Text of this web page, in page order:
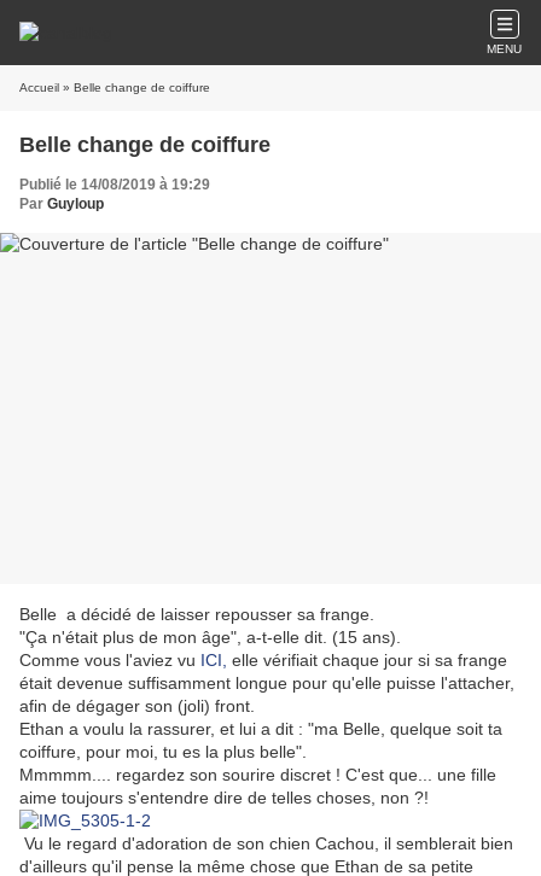
MENU
Accueil » Belle change de coiffure
Belle change de coiffure
Publié le 14/08/2019 à 19:29
Par Guyloup
Belle a décidé de laisser repousser sa frange.
"Ça n'était plus de mon âge", a-t-elle dit. (15 ans).
Comme vous l'aviez vu ICI, elle vérifiait chaque jour si sa frange
était devenue suffisamment longue pour qu'elle puisse l'attacher,
afin de dégager son (joli) front.
Ethan a voulu la rassurer, et lui a dit : "ma Belle, quelque soit ta
coiffure, pour moi, tu es la plus belle".
Mmmmm.... regardez son sourire discret ! C'est que... une fille
aime toujours s'entendre dire de telles choses, non ?!
Vu le regard d'adoration de son chien Cachou, il semblerait bien
d'ailleurs qu'il pense la même chose que Ethan de sa petite